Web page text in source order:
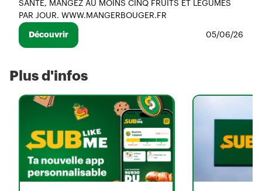
SANTÉ, MANGEZ AU MOINS CINQ FRUITS ET LÉGUMES
PAR JOUR. WWW.MANGERBOUGER.FR
Découvrir 05/06/26
Plus d'infos